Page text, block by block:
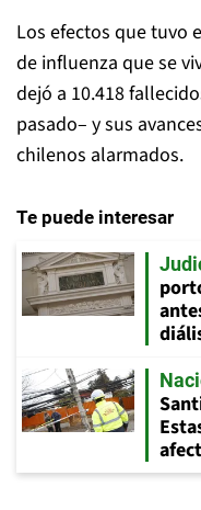
Los efectos que tuvo
de influenza que se
dejó a 10.418
pasado– y sus
chilenos alarmados.
Te puede interesar